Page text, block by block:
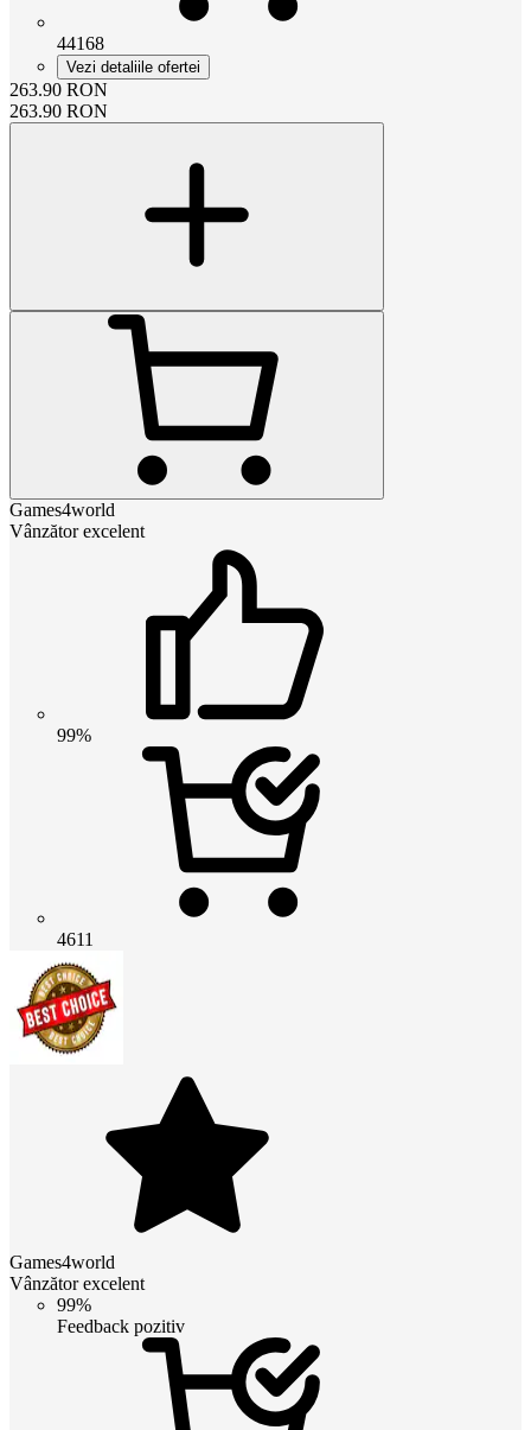
44168
Vezi detaliile ofertei
263.90 RON
263.90 RON
Games4world
Vânzător excelent
99%
4611
Games4world
Vânzător excelent
99%
Feedback pozitiv